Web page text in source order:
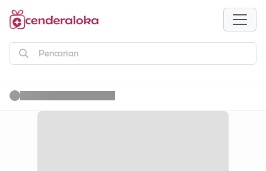
Pencarian